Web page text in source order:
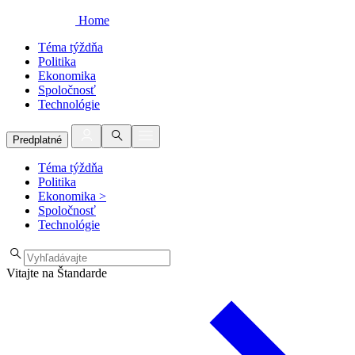
Home
Téma týždňa
Politika
Ekonomika
Spoločnosť
Technológie
Predplatné
Téma týždňa
Politika
Ekonomika >
Spoločnosť
Technológie
Vitajte na Štandarde